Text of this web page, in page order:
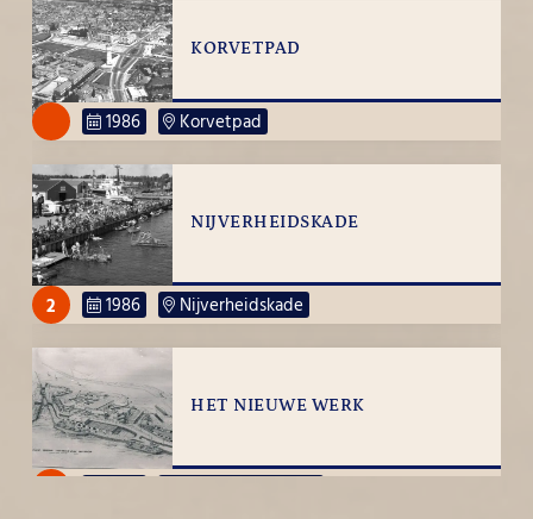
KORVETPAD
1986 Korvetpad
NIJVERHEIDSKADE
2 1986 Nijverheidskade
HET NIEUWE WERK